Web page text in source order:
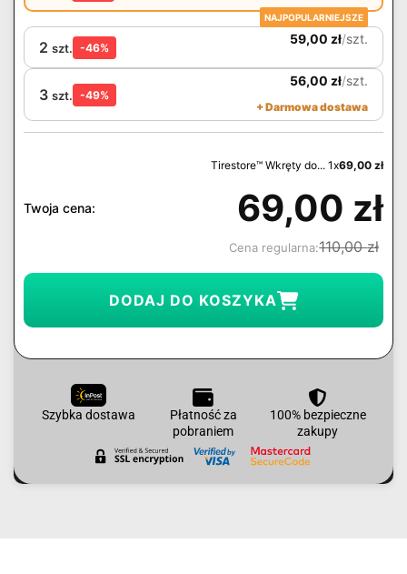
NAJPOPULARNIEJSZE
2 szt. -46%
59,00 zł/szt.
3 szt. -49%
56,00 zł/szt.
+ Darmowa dostawa
Tirestore™ Wkręty do... 1x69,00 zł
Twoja cena: 69,00 zł
Cena regularna:110,00zł
DODAJ DO KOSZYKA
Szybka dostawa
Płatność za
pobraniem
100% bezpieczne
zakupy